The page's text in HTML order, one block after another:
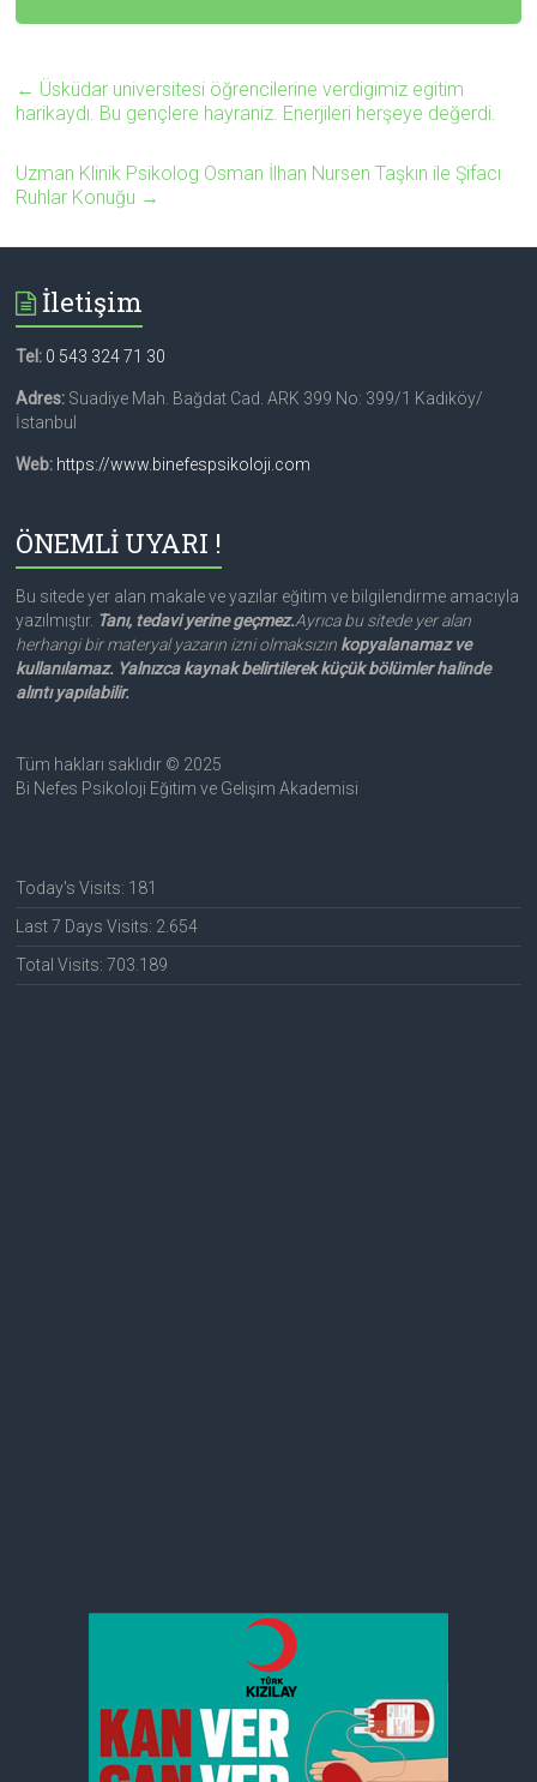
← Üsküdar universitesi öğrencilerine verdigimiz egitim
harikaydı. Bu gençlere hayraniz. Enerjileri herşeye değerdi.
Uzman Klinik Psikolog Osman İlhan Nursen Taşkın ile Şifacı
Ruhlar Konuğu →
İletişim
Tel: 0 543 324 71 30
Adres: Suadiye Mah. Bağdat Cad. ARK 399 No: 399/1 Kadıköy/
İstanbul
Web: https://www.binefespsikoloji.com
ÖNEMLİ UYARI !
Bu sitede yer alan makale ve yazılar eğitim ve bilgilendirme amacıyla
yazılmıştır. Tanı, tedavi yerine geçmez.Ayrıca bu sitede yer alan
herhangi bir materyal yazarın izni olmaksızın kopyalanamaz ve
kullanılamaz. Yalnızca kaynak belirtilerek küçük bölümler halinde
alıntı yapılabilir.
Tüm hakları saklıdır © 2025
Bi Nefes Psikoloji Eğitim ve Gelişim Akademisi
Today's Visits: 181
Last 7 Days Visits: 2.654
Total Visits:703.189